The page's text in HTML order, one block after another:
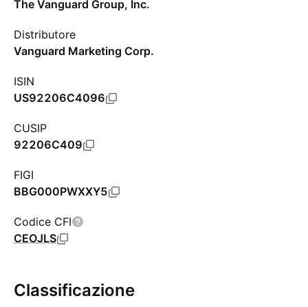
The Vanguard Group, Inc.
Distributore
Vanguard Marketing Corp.
ISIN
US92206C4096
CUSIP
92206C409
FIGI
BBG000PWXXY5
Codice CFI
CEOJLS
Classificazione